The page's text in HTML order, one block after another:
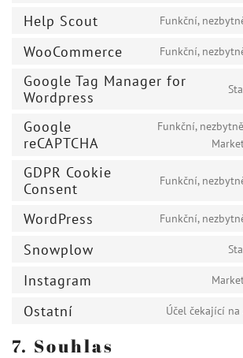
Help Scout Funkční,
WooCommerce Funkční,
Google Tag Manager for
Wordpress
Google
reCAPTCHA
Funkční,
GDPR Cookie
Consent
Funkční,
WordPress Funkční,
Snowplow
Instagram
Ostatní Účel čekající
7. Souhlas